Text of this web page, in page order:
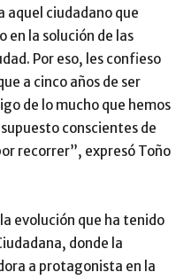
aquel ciudadano que
en la solución de las
Por eso, les confieso
a cinco años de ser
de lo mucho que hemos
conscientes de
recorrer”, expresó Toño
evolución que ha tenido
donde la
a protagonista en la